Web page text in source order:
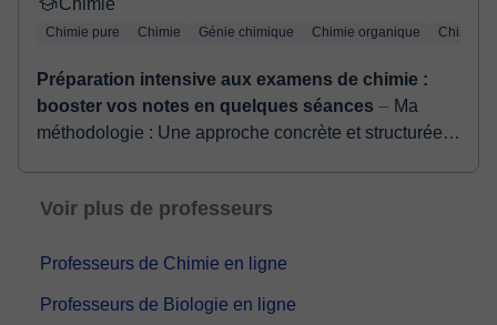
Chimie
Chimie pure Chimie Génie chimique Chimie organique Chimie
Préparation intensive aux examens de chimie :
booster vos notes en quelques séances ⏤ Ma
méthodologie : Une approche concrète et structurée
Voir plus de professeurs
Professeurs de Chimie en ligne
Professeurs de Biologie en ligne